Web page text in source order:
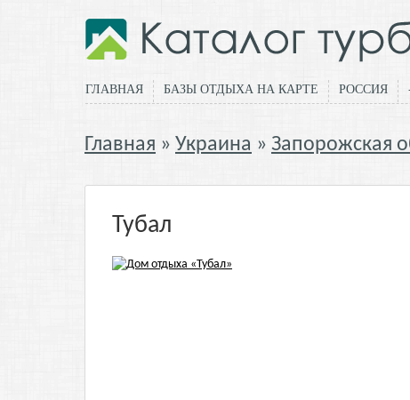
ГЛАВНАЯ БАЗЫ ОТДЫХА НА КАРТЕ РОССИЯ
Главная Украина Запорожская
Тубал